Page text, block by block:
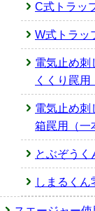
C式トラッ
W式トラッ
電気止め刺
くくり罠用
電気止め刺
箱罠用（一
とぶぞうく
しまるくん